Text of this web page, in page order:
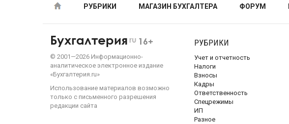
РУБРИКИ МАГАЗИН БУХГАЛТЕРА ФОРУМ
Бухгалтерия ru 16+
© 2001—2026 Информационно-
аналитическое электронное издание
«Бухгалтерия.ru»
Использование материалов возможно
только с письменного разрешения
редакции сайта
РУБРИКИ
Учет и отчетность
Налоги
Взносы
Кадры
Ответственность
Спецрежимы
ИП
Разное